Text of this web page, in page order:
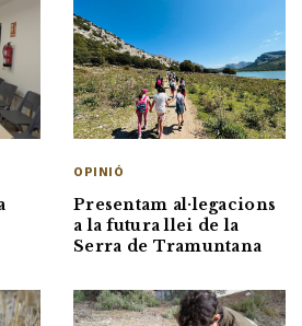
OPINIÓ
Presentam al·legacions
a la futura llei de la
Serra de Tramuntana